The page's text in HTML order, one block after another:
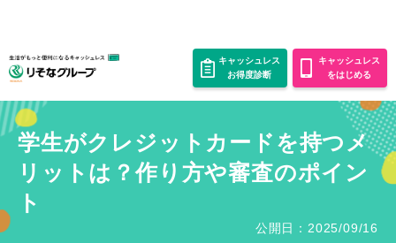
キャッシュレス
お得度診断
キャッシュレス
をはじめる
学生がクレジットカードを持つメ
リットは？作り方や審査のポイン
ト
公開日：2025/09/16